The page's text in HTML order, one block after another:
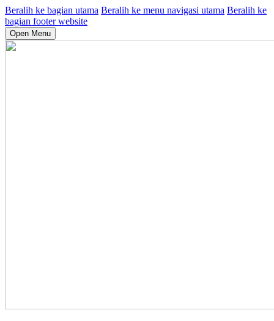
Beralih ke bagian utama Beralih ke menu navigasi utama Beralih ke
bagian footer website
Open Menu